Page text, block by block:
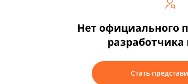
Нет официального
разработчика
Стать